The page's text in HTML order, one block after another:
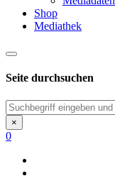
Shop
Mediathek
Seite durchsuchen
Suchen
×
0